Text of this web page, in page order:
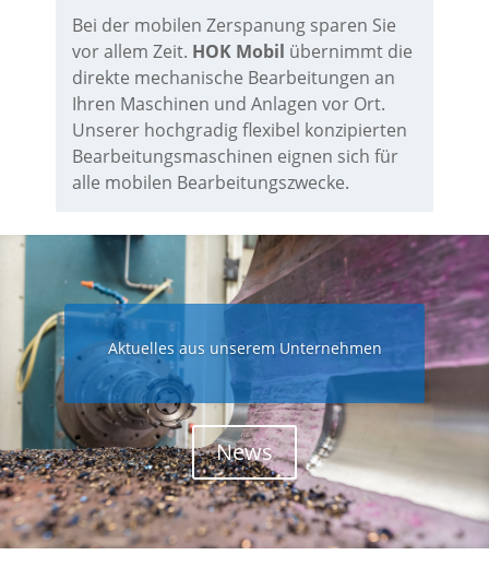
Bei der mobilen Zerspanung sparen Sie
vor allem Zeit. HOK Mobil übernimmt die
direkte mechanische Bearbeitungen an
Ihren Maschinen und Anlagen vor Ort.
Unserer hochgradig flexibel konzipierten
Bearbeitungsmaschinen eignen sich für
alle mobilen Bearbeitungszwecke.
Aktuelles aus unserem Unternehmen
News